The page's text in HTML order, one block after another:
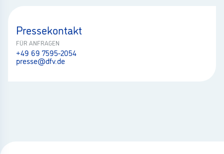
Pressekontakt
FÜR ANFRAGEN
+49 69 7595-2054
presse@dfv.de